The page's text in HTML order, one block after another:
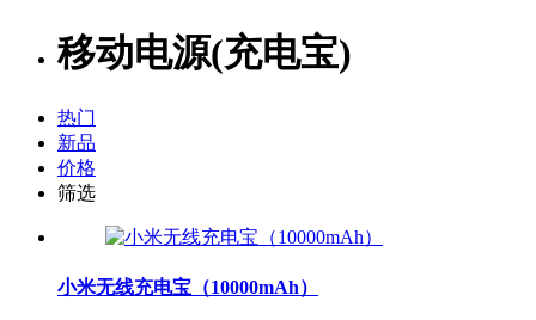
移动电源(充电宝)
热门
新品
价格
筛选
小米无线充电宝（10000mAh）